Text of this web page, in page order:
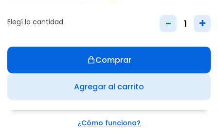
Elegí la cantidad - +
Agregar al carrito
Comprar
¿Cómo funciona?